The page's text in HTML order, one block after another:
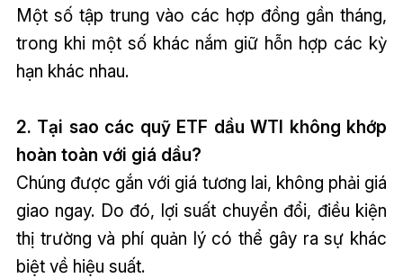
Một số tập trung vào các hợp đồng gần tháng,
trong khi một số khác nắm giữ hỗn hợp các kỳ
hạn khác nhau.
2. Tại sao các quỹ ETF dầu WTI không khớp
hoàn toàn với giá dầu?
Chúng được gắn với giá tương lai, không phải giá
giao ngay. Do đó, lợi suất chuyển đổi, điều kiện
thị trường và phí quản lý có thể gây ra sự khác
biệt về hiệu suất.